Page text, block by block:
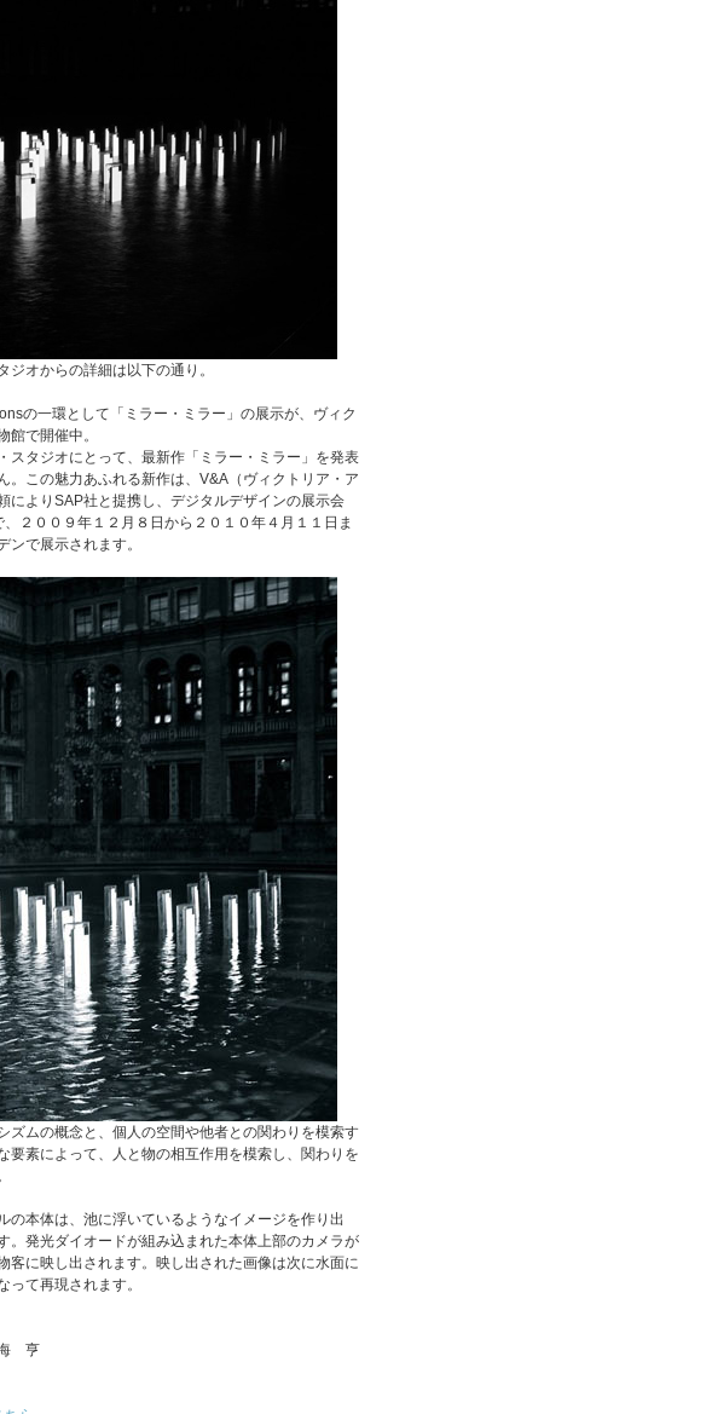
オからの詳細は以下の通り。
の一環として「ミラー・ミラー」の展示が、ヴィク
館で開催中。
スタジオにとって、最新作「ミラー・ミラー」を発表
。この魅力あふれる新作は、V&A（ヴィクトリア・ア
によりSAP社と提携し、デジタルデザインの展示会
２００９年１２月８日から２０１０年４月１１日ま
ンで展示されます。
ムの概念と、個人の空間や他者との関わりを模索す
要素によって、人と物の相互作用を模索し、関わりを
本体は、池に浮いているようなイメージを作り出
。発光ダイオードが組み込まれた本体上部のカメラが
客に映し出されます。映し出された画像は次に水面に
って再現されます。
海 亨